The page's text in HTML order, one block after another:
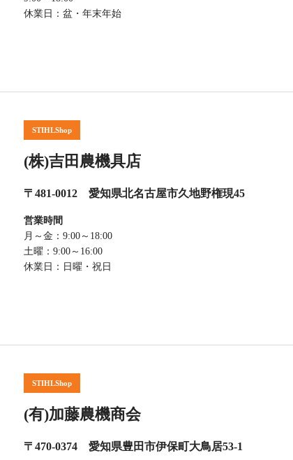
休業日：盆・年末年始
STIHLShop
(株)吉田農機具店
〒481-0012 愛知県北名古屋市久地野権現45
営業時間
月～金：9:00～18:00
土曜：9:00～16:00
休業日：日曜・祝日
STIHLShop
(有)加藤農機商会
〒470-0374 愛知県豊田市伊保町大鳥居53-1